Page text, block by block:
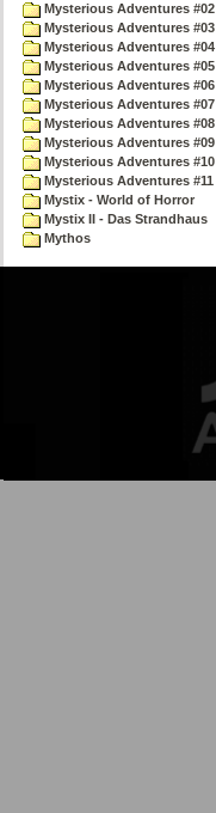
Mysterious Adventures
Mysterious Adventures
Mysterious Adventures
Mysterious Adventures
Mysterious Adventures
Mysterious Adventures
Mysterious Adventures
Mysterious Adventures
Mysterious Adventures
Mysterious Adventures
Mystix - World of Horror
Mystix II - Das Strandhaus
Mythos